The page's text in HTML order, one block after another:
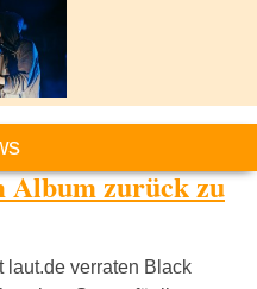
Album zurück zu
laut.de verraten Black